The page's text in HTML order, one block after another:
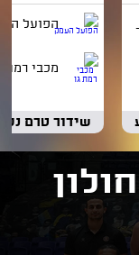
הפועל
מכבי רמת
שידור טרם